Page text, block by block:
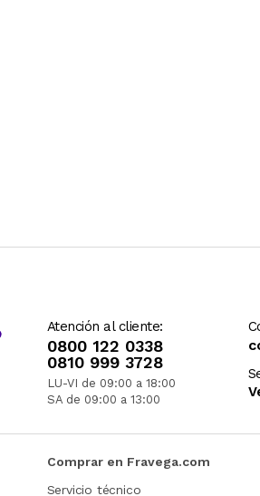
Atención al cliente:
0800 122 0338
0810 999 3728
LU-VI de 09:00 a 18:00
SA de 09:00 a 13:00
Comprar en Fravega.com
Servicio técnico